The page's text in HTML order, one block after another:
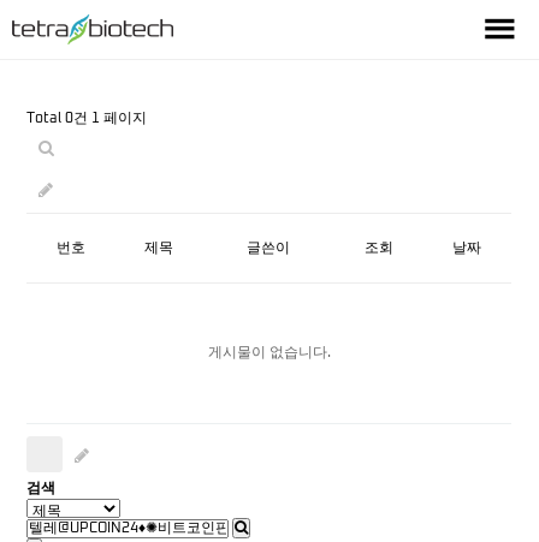
Total 0건 1 페이지
번호 제목 글쓴이 조회 날짜
게시물이 없습니다.
검색